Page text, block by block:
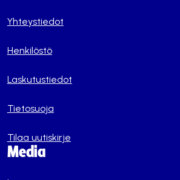
Yhteystiedot
Henkilöstö
Laskutustiedot
Tietosuoja
Tilaa uutiskirje
Media